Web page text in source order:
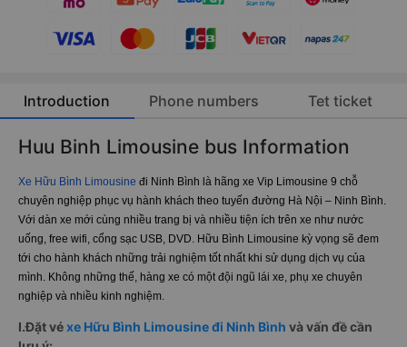
Introduction Phone numbers Tet ticket
Huu Binh Limousine bus Information
Xe Hữu Bình Limousine đi Ninh Bình là hãng xe Vip Limousine 9 chỗ
chuyên nghiệp phục vụ hành khách theo tuyến đường Hà Nội – Ninh Bình.
Với dàn xe mới cùng nhiều trang bị và nhiều tiện ích trên xe như nước
uống, free wifi, cổng sạc USB, DVD. Hữu Bình Limousine kỳ vọng sẽ đem
tới cho hành khách những trải nghiệm tốt nhất khi sử dụng dịch vụ của
mình. Không những thế, hàng xe có một đội ngũ lái xe, phụ xe chuyên
nghiệp và nhiều kinh nghiệm.
I.Đặt véxe Hữu Bình Limousine đi Ninh Bình và vấn đề cần